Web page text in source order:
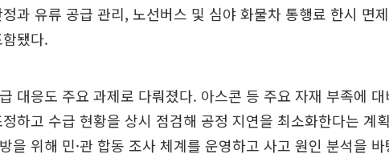
과 유류 공급 관리, 노선버스 및 심야 화물차 통행료 한시 면
됐다.
대응도 주요 과제로 다뤄졌다. 아스콘 등 주요 자재 부족에
하고 수급 현황을 상시 점검해 공정 지연을 최소화한다는 계
을 위해 민·관 합동 조사 체계를 운영하고 사고 원인 분석을